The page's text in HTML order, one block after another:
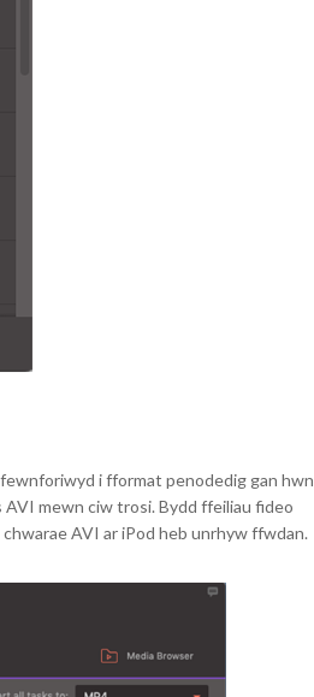
i fformat penodedig gan hwn
AVI mewn ciw trosi. Bydd ffeiliau fideo
AVI ar iPod heb unrhyw ffwdan.